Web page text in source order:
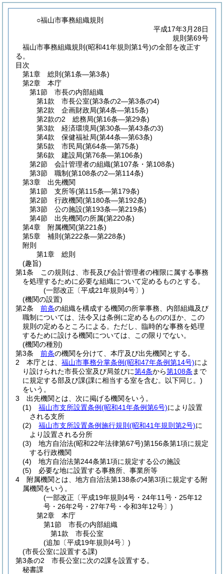
○福山市事務組織規則
平成17年3月28日
規則第69号
福山市事務組織規則(昭和41年規則第1号)の全部を改正す
る。
目次
第1章
総則 (第1条―第3条)
第2章
本庁
第1節
市長の内部組織
第1款
市長公室(第3条の2―第3条の4)
第2款
企画財政局(第4条―第15条)
第2款の2
総務局(第16条―第29条)
第3款
経済環境局(第30条―第43条の3)
第4款
保健福祉局(第44条―第63条)
第5款
市民局(第64条―第75条)
第6款
建設局(第76条―第106条)
第2節
会計管理者の組織(第107条・第108条)
第3節
職制(第108条の2―第114条)
第3章
出先機関
第1節
支所等(第115条―第179条)
第2節
行政機関(第180条―第192条)
第3節
公の施設(第193条―第219条)
第4節
出先機関の所属(第220条)
第4章
附属機関(第221条)
第5章
補則 (第222条―第228条)
附則
第1章
総則
(趣旨)
第1条
この規則は、市長及び会計管理者の権限に属する事務
を処理するために必要な組織について定めるものとする。
(一部改正〔平成21年規則4号〕)
(機関の設置)
第2条
前条の組織を構成する機関の所掌事務、内部組織及び
職制については、法令又は条例に定めるもののほか、この
規則の定めるところによる。 ただし、臨時的な事務を処理
するために設ける機関については、この限りでない。
(機関の種別)
第3条
前条の機関を分けて、本庁及び出先機関とする。
2
本庁とは、 福山市事務分掌条例(昭和47年条例第14号)によ
り設けられた市長公室及び局並びに第4条から第108条 まで
に規定する部及び課(課に相当する室を含む。以下同じ。)
をいう。
3
出先機関とは、次に掲げる機関をいう。
(1)
福山市支所設置条例(昭和41年条例第6号)により設置
される支所
(2)
福山市支所設置条例施行規則 (昭和41年規則第2号)に
より設置される分所
(3)
地方自治法(昭和22年法律第67号)第156条第1項に規定
する行政機関
(4)
地方自治法第244条第1項に規定する公の施設
(5)
必要な地に設置する事務所、事業所等
4
附属機関とは、地方自治法第138条の4第3項に規定する附
属機関をいう。
(一部改正〔平成19年規則4号・24年11号・25年12
号・26年2号・27年7号・令和3年12号〕)
第2章
本庁
第1節
市長の内部組織
第1款
市長公室
(追加〔平成19年規則4号〕)
(市長公室に設置する課)
第3条の2
市長公室に次の2課を設置する。
秘書課